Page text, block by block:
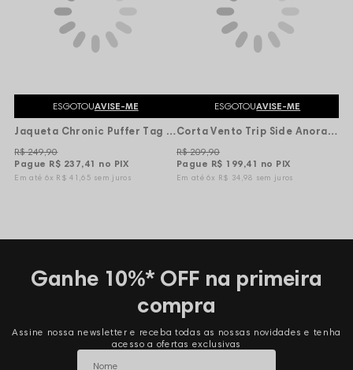
ESGOTOUAVISE-ME
Jaqueta Chronic Puffer Tag Fresh Back - Preta
Pague R$ 237,41 no PIX
R$ 249,90
6x R$ 41,65 sem juros
ESGOTOUAVISE-ME
Corta Vento Trip Side Anorak Tag Code - Preto-Cinza
Pague R$ 199,41 no PIX
R$ 209,90
6x R$ 34,98 sem juros
Ganhe 10%* OFF na primeira
compra
Assine nossa newsletter e receba todas as nossas novidades e tenha
acesso a ofertas exclusivas